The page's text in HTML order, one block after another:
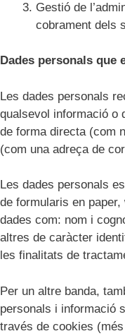
Gestió de
cobrament dels
Dades personals que
Les dades personals
qualsevol informació o
de forma directa (com
(com una adreça de
Les dades personals
de formularis en
dades com: nom i
altres de caràcter
les finalitats de
Per un altre banda,
personals i informació
través de cookies